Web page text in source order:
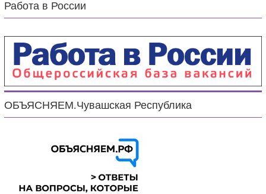
Работа в России
ОБЪЯСНЯЕМ.Чувашская Республика